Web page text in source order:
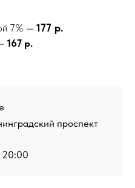
7% — 177 р.
167 р.
проспект
20:00